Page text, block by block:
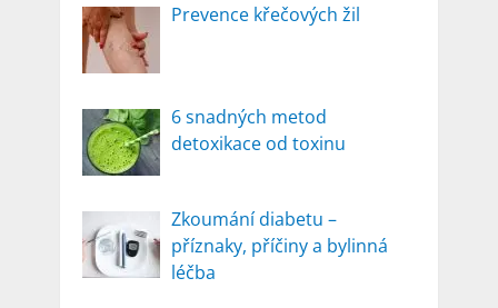
Prevence křečových žil
6 snadných metod
detoxikace od toxinu
Zkoumání diabetu –
příznaky, příčiny a bylinná
léčba